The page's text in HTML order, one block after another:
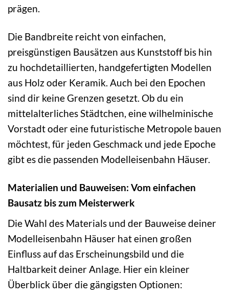
prägen.
Die Bandbreite reicht von einfachen,
preisgünstigen Bausätzen aus Kunststoff bis hin
zu hochdetaillierten, handgefertigten Modellen
aus Holz oder Keramik. Auch bei den Epochen
sind dir keine Grenzen gesetzt. Ob du ein
mittelalterliches Städtchen, eine wilhelminische
Vorstadt oder eine futuristische Metropole bauen
möchtest, für jeden Geschmack und jede Epoche
gibt es die passenden Modelleisenbahn Häuser.
Materialien und Bauweisen: Vom einfachen
Bausatz bis zum Meisterwerk
Die Wahl des Materials und der Bauweise deiner
Modelleisenbahn Häuser hat einen großen
Einfluss auf das Erscheinungsbild und die
Haltbarkeit deiner Anlage. Hier ein kleiner
Überblick über die gängigsten Optionen: